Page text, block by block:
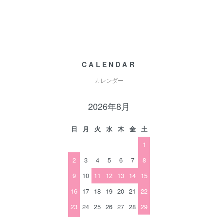
CALENDAR
カレンダー
2026年8月
日 月 火 水 木 金
土
1
2
3 4 5 6 7
8
9
10 11 12 13 14 15
16 17 18 19 20 21
22
23 24 25 26 27 28 29